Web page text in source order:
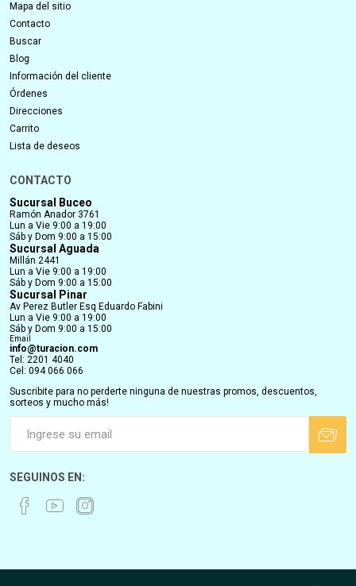
Mapa del sitio
Contacto
Buscar
Blog
Información del cliente
Órdenes
Direcciones
Carrito
Lista de deseos
CONTACTO
Sucursal Buceo
Ramón Anador 3761
Lun a Vie 9:00 a 19:00
Sáb y Dom 9:00 a 15:00
Sucursal Aguada
Millán 2441
Lun a Vie 9:00 a 19:00
Sáb y Dom 9:00 a 15:00
Sucursal Pinar
Av Perez Butler Esq Eduardo Fabini
Lun a Vie 9:00 a 19:00
Sáb y Dom 9:00 a 15:00
Email
info@turacion.com
Tel: 2201 4040
Cel: 094 066 066
Suscribite para no perderte ninguna de nuestras promos, descuentos,
sorteos y mucho más!
SEGUINOS EN: